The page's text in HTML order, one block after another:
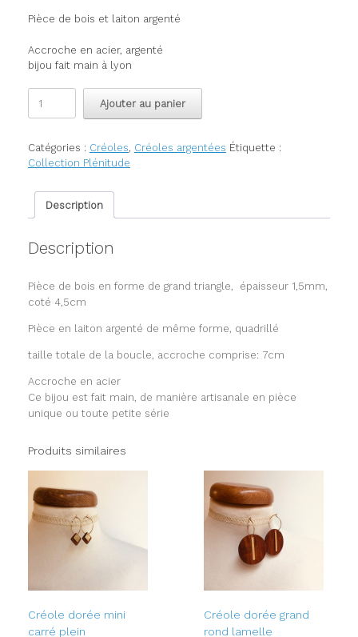
Pièce de bois et laiton argenté
Accroche en acier, argenté
bijou fait main à lyon
argentée
grand
triangle
Ajouter au panier
Catégories : Créoles, Créoles argentées Étiquette :
Collection Plénitude
Description
Description
Pièce de bois en forme de grand triangle, épaisseur 1,5mm,
coté 4,5cm
Pièce en laiton argenté de même forme, quadrillé
taille totale de la boucle, accroche comprise: 7cm
Accroche en acier
Ce bijou est fait main, de manière artisanale en pièce
unique ou toute petite série
Produits similaires
Créole dorée mini
carré plein
Créole dorée grand
rond lamelle